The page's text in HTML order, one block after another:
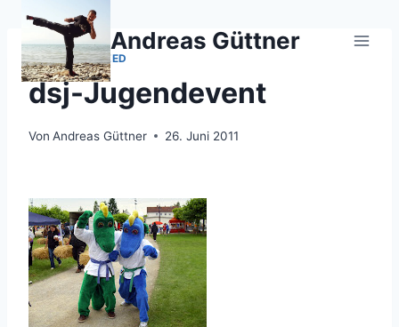
Zum
springen
Andreas Güttner
UNCATEGORIZED
dsj-Jugendevent
Von Andreas Güttner 26. Juni 2011